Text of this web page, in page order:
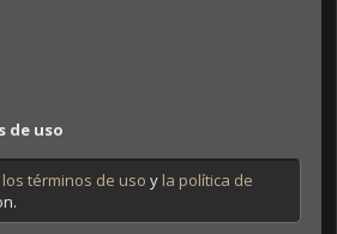
de uso
los términos de uso y la política de